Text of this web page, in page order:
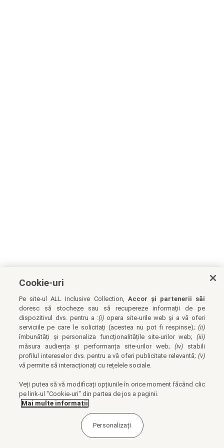
Cookie-uri
Pe site-ul ALL Inclusive Collection, Accor și partenerii săi
doresc să stocheze sau să recupereze informații de pe
dispozitivul dvs. pentru a :(i) opera site-urile web și a vă oferi
serviciile pe care le solicitați (acestea nu pot fi respinse); (ii)
îmbunătăți și personaliza funcționalitățile site-urilor web; (iii)
măsura audiența și performanța site-urilor web; (iv)stabili
profilul intereselor dvs. pentru a vă oferi publicitate relevantă; (v)
vă permite să interacționați cu rețelele sociale.
Veți putea să vă modificați opțiunile în orice moment făcând clic
pe link-ul "Cookie-uri" din partea de jos a paginii.
Mai multe informații
Personalizați